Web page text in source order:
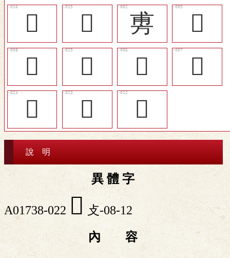
󲟀
󲞿 旉
󲞷
󲞺
󲟈 󲞸
󲞹
󲟇
󲟆 𨊴
說 明
異 體 字
A01738-022 󲟅 攴-08-12
內 容